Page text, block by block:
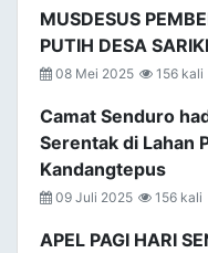
MUSDESUS
PUTIH DESA
08 Mei 2025 156 kali
Camat Senduro
Serentak di Lahan
Kandangtepus
09 Juli 2025 156 kali
APEL PAGI HARI